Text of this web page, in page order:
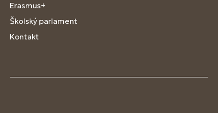
Erasmus+
Školský parlament
Kontakt